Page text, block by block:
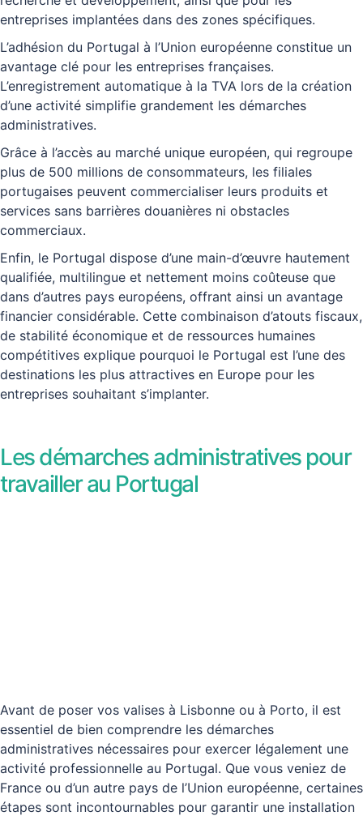
entreprises implantées dans des zones spécifiques.
L’adhésion du Portugal à l’Union européenne constitue un
avantage clé pour les entreprises françaises.
L’enregistrement automatique à la TVA lors de la création
d’une activité simplifie grandement les démarches
administratives.
Grâce à l’accès au marché unique européen, qui regroupe
plus de 500 millions de consommateurs, les filiales
portugaises peuvent commercialiser leurs produits et
services sans barrières douanières ni obstacles
commerciaux.
Enfin, le Portugal dispose d’une main-d’œuvre hautement
qualifiée, multilingue et nettement moins coûteuse que
dans d’autres pays européens, offrant ainsi un avantage
financier considérable. Cette combinaison d’atouts fiscaux,
de stabilité économique et de ressources humaines
compétitives explique pourquoi le Portugal est l’une des
destinations les plus attractives en Europe pour les
entreprises souhaitant s’implanter.
Les démarches administratives pour
travailler au Portugal
Avant de poser vos valises à Lisbonne ou à Porto, il est
essentiel de bien comprendre les démarches
administratives nécessaires pour exercer légalement une
activité professionnelle au Portugal. Que vous veniez de
France ou d’un autre pays de l’Union européenne, certaines
étapes sont incontournables pour garantir une installation